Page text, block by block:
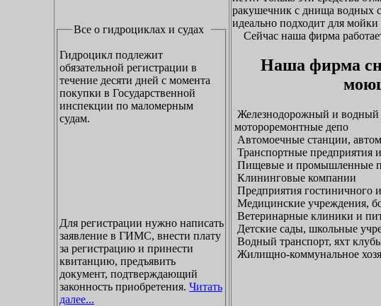
Все о гидроциклах и судах
Гидроцикл подлежит
обязательной регистрации в
течение десяти дней с момента
покупки в Государственной
инспекции по маломерным
судам.
Для регистрации нужно написать
заявление в ГИМС, внести плату
за регистрацию и принести
квитанцию, предъявить
документ, подтверждающий
законность приобретения. Читать
далее...
ракушечник с днища водных
идеально подходит для
Сейчас наша фирма
Наша фирма
Железнодорожный и водный
мотороремонтные депо
Автомоечные станции,
Транспортные предприятия
Пищевые и промышленные
Клининговые компании
Предприятия гостиничного
Медицинские учреждения,
Ветеринарные клиники и
Детские сады, школьные
Водный транспорт, яхт
Жилищно-коммунальное